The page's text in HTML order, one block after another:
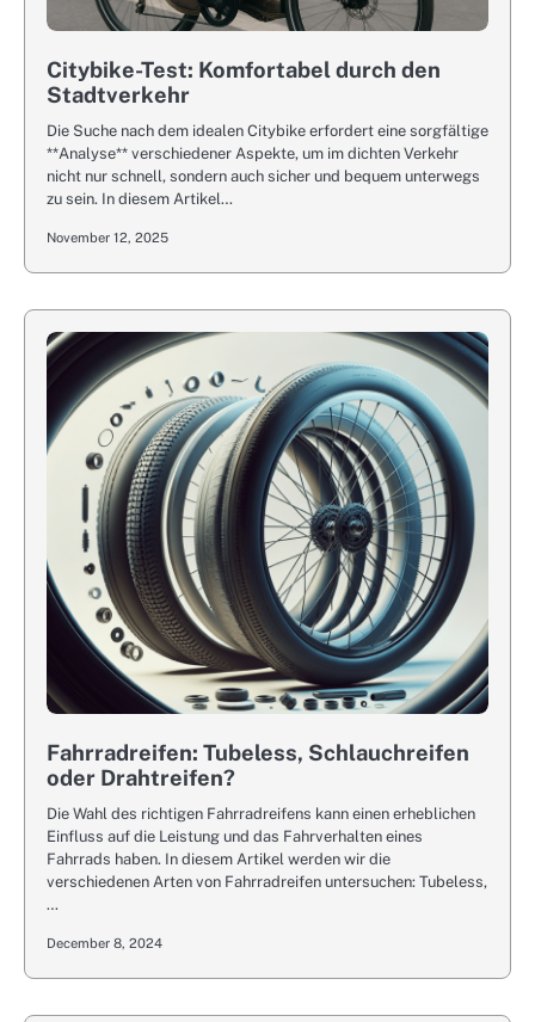
Citybike-Test: Komfortabel durch den
Stadtverkehr
Die Suche nach dem idealen Citybike erfordert eine sorgfältige
**Analyse** verschiedener Aspekte, um im dichten Verkehr
nicht nur schnell, sondern auch sicher und bequem unterwegs
zu sein. In diesem Artikel…
November 12, 2025
Fahrradreifen: Tubeless, Schlauchreifen
oder Drahtreifen?
Die Wahl des richtigen Fahrradreifens kann einen erheblichen
Einfluss auf die Leistung und das Fahrverhalten eines
Fahrrads haben. In diesem Artikel werden wir die
verschiedenen Arten von Fahrradreifen untersuchen: Tubeless,
…
December 8, 2024